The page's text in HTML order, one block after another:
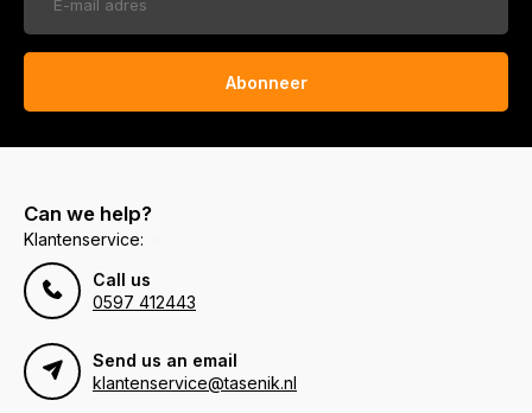
Abonneer
Can we help?
Klantenservice:
Call us
0597 412443
Send us an email
klantenservice@tasenik.nl